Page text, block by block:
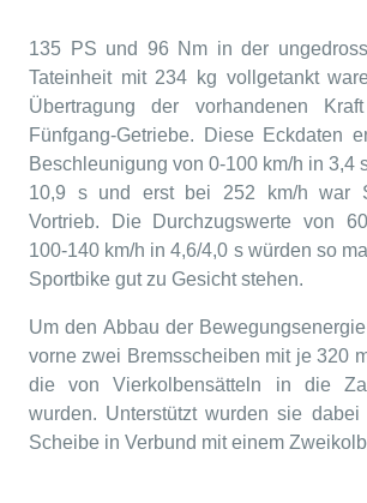
135 PS und 96 Nm in der
Tateinheit mit 234 kg vollgetankt
Übertragung der vorhandenen
Fünfgang-Getriebe. Diese Eckdaten
Beschleunigung von 0-100 km/h in 3,4
10,9 s und erst bei 252 km/h war
Vortrieb. Die Durchzugswerte von
100-140 km/h in 4,6/4,0 s würden so
Sportbike gut zu Gesicht stehen.
Um den Abbau der
vorne zwei Bremsscheiben mit je 320
die von Vierkolbensätteln in die
wurden. Unterstützt wurden sie
Scheibe in Verbund mit einem